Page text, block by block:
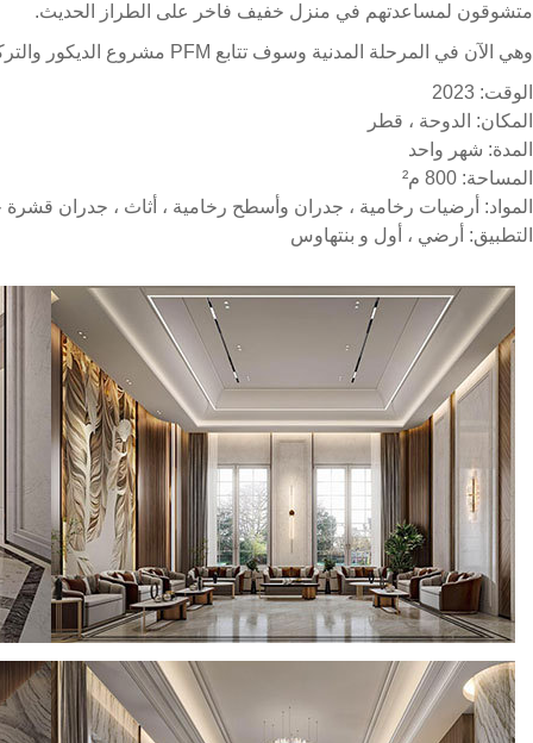
متشوقون لمساعدتهم في منزل خفيف فاخر على الطراز الحديث.
وهي الآن في المرحلة المدنية وسوف تتابع PFM مشروع الديكور والتركيب لجعل التصميم حقيقة واقعة.
الوقت: 2023
المكان: الدوحة ، قطر
المدة: شهر واحد
المساحة: 800 م²
المواد: أرضيات رخامية ، جدران وأسطح رخامية ، أثاث ، جدران قشرة
التطبيق: أرضي ، أول و بنتهاوس